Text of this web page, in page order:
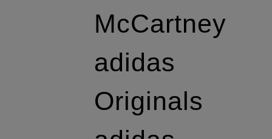
McCartney
adidas
Originals